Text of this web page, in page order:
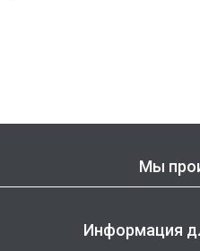
Мы
Информация